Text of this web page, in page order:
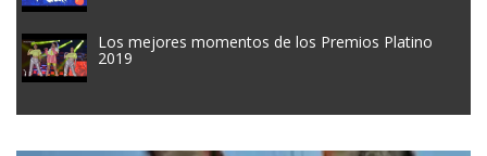
Los mejores momentos de los Premios Platino
2019